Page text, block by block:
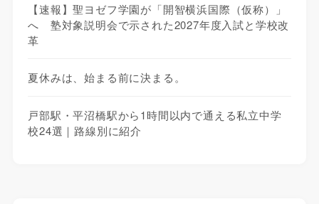
【速報】聖ヨゼフ学園が「開智横浜国際（仮称）」
へ 塾対象説明会で示された2027年度入試と学校改
革
夏休みは、始まる前に決まる。
戸部駅・平沼橋駅から1時間以内で通える私立中学
校24選｜路線別に紹介